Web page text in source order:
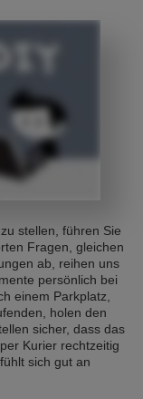
stellen, führen Sie
Fragen, gleichen
ab, reihen uns
persönlich bei
einem Parkplatz,
holen den
sicher, dass das
Kurier rechtzeitig
sich gut an